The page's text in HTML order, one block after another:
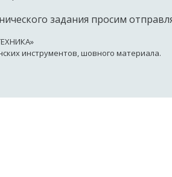
задания просим
инструментов, шовного материала.